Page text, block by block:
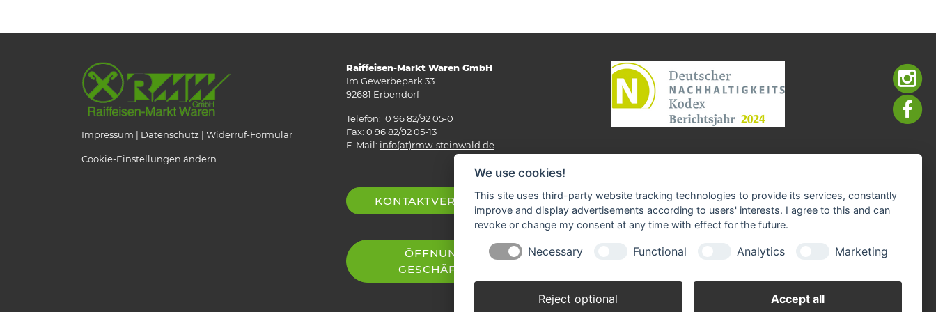
Impressum Datenschutz Widerruf-Formular
Cookie-Einstellungen ändern
Raiffeisen-Markt Waren GmbH
Im Gewerbepark 33
92681 Erbendorf
Telefon: 0 96 82/92 05-0
Fax: 0 96 82/92 05-13
E-Mail: info(at)rmw-steinwald.de
KONTAKTVERZEICHNIS
ÖFFNUNGSZEITEN
GESCHÄFTSSTELLEN
We use cookies!
This site uses third-party website tracking technologies to provide its services, constantly
improve and display advertisements according to users' interests. I agree to this and can
revoke or change my consent at any time with effect for the future.
Necessary Functional Analytics Marketing
Reject optional Accept all